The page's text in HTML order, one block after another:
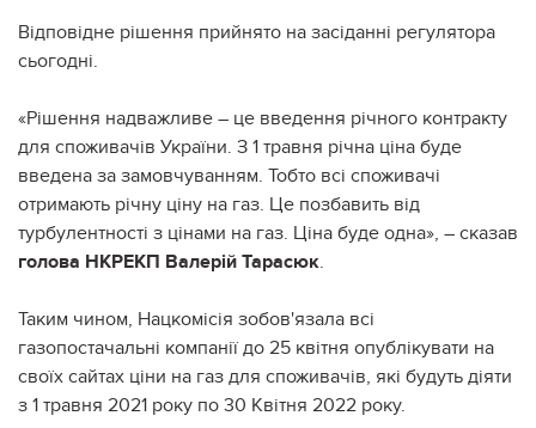
Відповідне рішення прийнято на засіданні регулятора
сьогодні.
«Рішення надважливе – це введення річного контракту
для споживачів України. З 1 травня річна ціна буде
введена за замовчуванням. Тобто всі споживачі
отримають річну ціну на газ. Це позбавить від
турбулентності з цінами на газ. Ціна буде одна», – сказав
голова НКРЕКП Валерій Тарасюк.
Таким чином, Нацкомісія зобов'язала всі
газопостачальні компанії до 25 квітня опублікувати на
своїх сайтах ціни на газ для споживачів, які будуть діяти
з 1 травня 2021 року по 30 Квітня 2022 року.